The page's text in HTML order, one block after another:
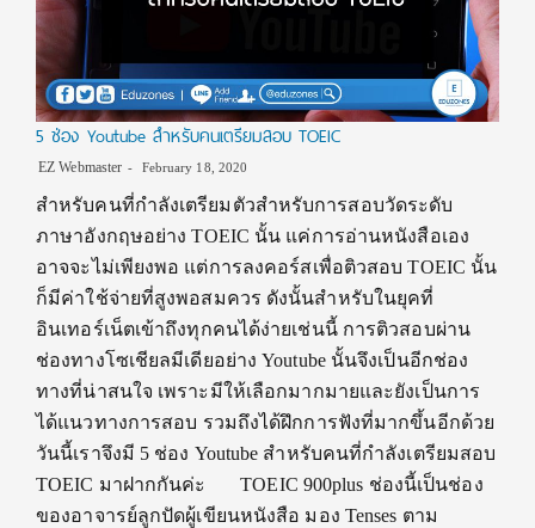
5 ช่อง Youtube สำหรับคนเตรียมสอบ TOEIC
EZ Webmaster February 18, 2020
สำหรับคนที่กำลังเตรียมตัวสำหรับการสอบวัดระดับ
ภาษาอังกฤษอย่าง TOEIC นั้น แค่การอ่านหนังสือเอง
อาจจะไม่เพียงพอ แต่การลงคอร์สเพื่อติวสอบ TOEIC นั้น
ก็มีค่าใช้จ่ายที่สูงพอสมควร ดังนั้นสำหรับในยุคที่
อินเทอร์เน็ตเข้าถึงทุกคนได้ง่ายเช่นนี้ การติวสอบผ่าน
ช่องทางโซเชียลมีเดียอย่าง Youtube นั้นจึงเป็นอีกช่อง
ทางที่น่าสนใจ เพราะมีให้เลือกมากมายและยังเป็นการ
ได้แนวทางการสอบ รวมถึงได้ฝึกการฟังที่มากขึ้นอีกด้วย
วันนี้เราจึงมี 5 ช่อง Youtube สำหรับคนที่กำลังเตรียมสอบ
TOEIC มาฝากกันค่ะ TOEIC 900plus ช่องนี้เป็นช่อง
ของอาจารย์ลูกปัดผู้เขียนหนังสือ มอง Tenses ตาม